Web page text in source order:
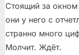
Стоящий за
они у него с
странно много
Молчит. Ждёт.